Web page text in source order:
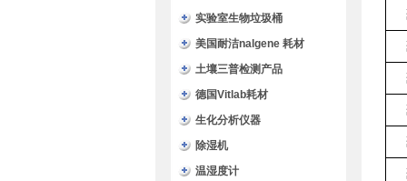
实验室生物垃圾桶
美国耐洁nalgene 耗材
土壤三普检测产品
德国Vitlab耗材
生化分析仪器
除湿机
温湿度计